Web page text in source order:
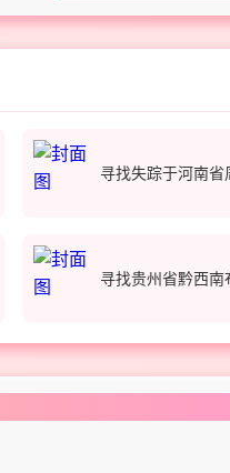
寻找失踪于河南
寻找贵州省黔西南